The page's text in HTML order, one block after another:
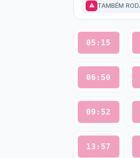
⚠ TAMBÉM
05:15
06:50
09:52
13:57